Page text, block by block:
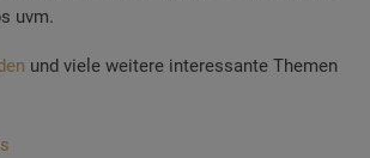
uvm.
und viele weitere interessante Themen